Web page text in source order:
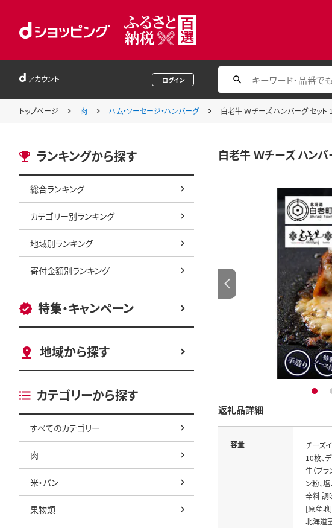
アカウント ログイン
トップページ 肉 ハム・ソーセージ・ハンバーグ 白老牛 Ｗチーズ ハンバーグ セット
ランキングから探す
総合ランキング
カテゴリー別ランキング
地域別ランキング
寄付金額別ランキング
特集・キャンペーン
地域から探す
カテゴリーから探す
すべてのカテゴリー
肉
米・パン
果物類
白老牛 Ｗチーズ ハンバ
1
返礼品詳細
容量
チーズ
10枚、
牛（ブ
ン粉、
辛料 調
[原産地]
北海道